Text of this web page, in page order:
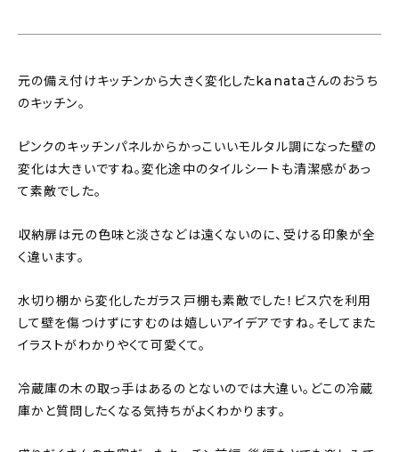
元の備え付けキッチンから大きく変化したkanataさんのおうち
のキッチン。
ピンクのキッチンパネルからかっこいいモルタル調になった壁の
変化は大きいですね。変化途中のタイルシートも清潔感があっ
て素敵でした。
収納扉は元の色味と淡さなどは遠くないのに、受ける印象が全
く違います。
水切り棚から変化したガラス戸棚も素敵でした！ビス穴を利用
して壁を傷つけずにすむのは嬉しいアイデアですね。そしてまた
イラストがわかりやくて可愛くて。
冷蔵庫の木の取っ手はあるのとないのでは大違い。どこの冷蔵
庫かと質問したくなる気持ちがよくわかります。